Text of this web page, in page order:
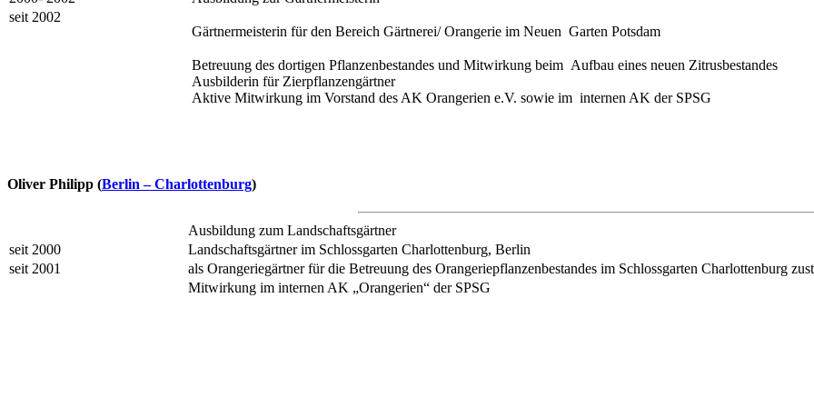
seit 2002
Gärtnermeisterin für den Bereich Gärtnerei/ Orangerie im Neuen Garten Potsdam
Betreuung des dortigen Pflanzenbestandes und Mitwirkung beim Aufbau eines neuen Zitrusbestandes
Ausbilderin für Zierpflanzengärtner
Aktive Mitwirkung im Vorstand des AK Orangerien e.V. sowie im internen AK der SPSG
Oliver Philipp (Berlin – Charlottenburg)
Ausbildung zum Landschaftsgärtner
seit 2000
Landschaftsgärtner im Schlossgarten Charlottenburg, Berlin
seit 2001
als Orangeriegärtner für die Betreuung des Orangeriepflanzenbestandes im Schlossgarten Charlottenburg
Mitwirkung im internen AK „Orangerien“ der SPSG